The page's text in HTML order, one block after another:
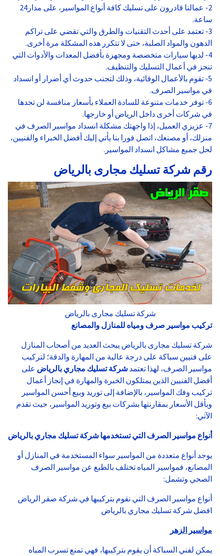
2- عمالنا قادرون على تسليك كافة أنواع المواسير، على مدار24
ساعة.
3- تعتمد على أحدث التقنيات والطرق والتي تقضي على تراكم
الدهون والمواد الصلبة، حتى لا تتكرر هذه المشكلة مرة أخرى.
4- لديها سيارات متخصصة ومجهزة بأفضل المعدات والأدوات التي
تنجز في أعمال التسليك والتنظيف.
5- تقوم بالأعمال الوقائية، وذلك لتجنب حدوث أي أضرار أو انسداد
في مواسير الصرف.
6- توفر خدمات متنوعة للسادة العملاء بأسعار منافسة لن تجدها
في شركات أخرى داخل الرياض أو خارجها.
7- عزيزي العميل، إذا واجهتك مشكلة انسداد مواسير الصرف في
منزلك، أو مصنعك، اتصل فورا بنا يأتي إليك أفضل الخبراء والفنيين،
لحل جميع مشاكل انسداد المواسير.
رقم شركة تسليك مجارى بالرياض
شركة تسليك مجارى بالرياض
تركيب مواسير صرف ومياه للمنازل والمصانع
شركة تسليك مجارى بالرياض يبحث العديد من أصحاب المنازل
على فنيين سباكة على درجة عالية من المهارة والدقة؛ لتركيب
مواسير الصرف، لهذا تعتمدشركة تسليك مجاري بالرياض على
أفضل الفنيين الذين يمتلكون الخبرة والمهارة في إنجاز أعمال
تركيب وفك المواسير، بالإضافة إلى توريد وبيع أحسن المواسير
وبأقل الأسعار بمقارنتها بشركات بيع وتوريد المواسير، حيث تقدم
الآتي:
أنواع مواسير الصرف التي تستخدمها شركة تسليك مجاري بالرياض
يوجد أنواع متعددة من المواسير سواء المستخدمة في المنازل أو
المصانع، فمواسير المياه تختلف بالطبع عن مواسير الصرف
الصحي وتشمل:
أنواع مواسير الصرف التي نقوم بتركيبها في شركة صقر الرياض
افضل شركة تسليك مجاري بالرياض
مواسير الزهر
يمكن لفني السباكة أن يقوم بتركيبها، فهي تمنع تسرب المياه